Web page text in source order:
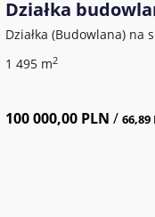
Działka
Działka (Budowlana) na
1 495 m2
100 000,00 PLN / 66,89